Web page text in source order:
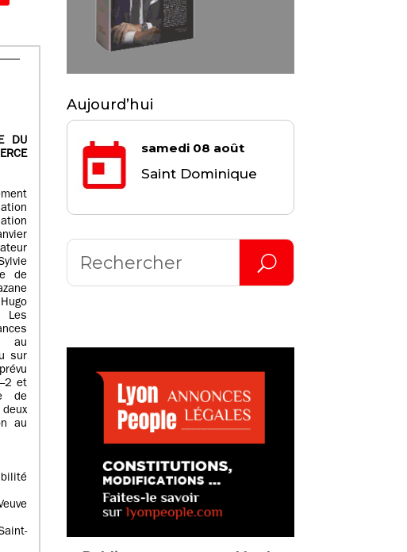
DU
de
au
sur
et
de
au
Aujourd’hui
samedi 08 août
Saint Dominique